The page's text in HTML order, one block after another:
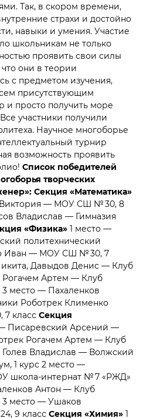
Так, в скором времени,
страхи и достойно
навыки и умения. Участие
школьникам не только
проявить свои силы
они в теории
с предметом изучения,
присутствующим
и просто получить море
участники получили
Научное многоборье
турнир
возможность проявить
Список победителей
творческих
Секция «Математика»
Виктория — МОУ СШ № 30, 8
Владислав — Гимназия
«Физика» 1 место —
политехнический
Иван — МОУ СШ № 30, 7
Давыдов Денис — Клуб
Рогачем Артем — Клуб
место — Пахаленков
Роботрек Клименко
класс Секция
Писаревский Арсений —
Рогачем Артем — Клуб
Голев Владислав — Волжский
1 курс 2 место —
школа-интернат № 7 «РЖД»
Антон — Клуб
3 место — Ушаков
9 класс Секция «Химия» 1